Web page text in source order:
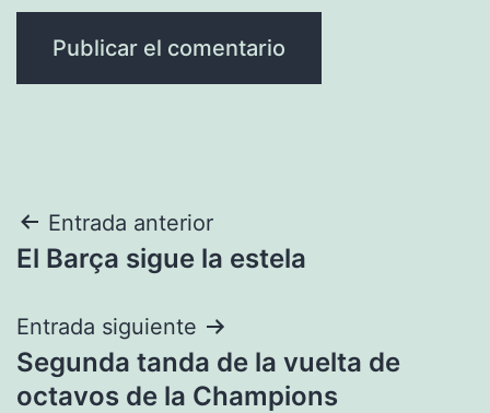
Navegación
de
entradas
Entrada anterior
El Barça sigue la estela
Entrada siguiente
Segunda tanda de la vuelta de
octavos de la Champions